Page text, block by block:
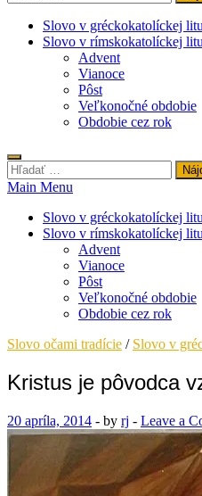
Slovo v gréckokatolíckej
Slovo v rímskokatolíckej
Advent
Vianoce
Pôst
Veľkonočné obdobie
Obdobie cez rok
Hľadať:
Main Menu
Slovo v gréckokatolíckej
Slovo v rímskokatolíckej
Advent
Vianoce
Pôst
Veľkonočné obdobie
Obdobie cez rok
Slovo očami tradície / Slovo v
Kristus je pôvodca
20 apríla, 2014 - by rj - Leave a